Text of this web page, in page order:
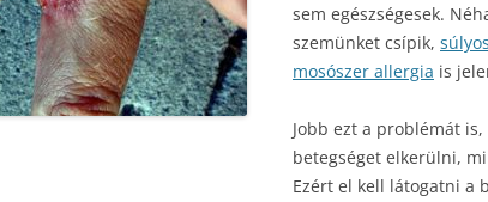
sem egészségesek.
szemünket csípik,
mosószer allergia is
Jobb ezt a problémát
betegséget elkerülni,
Ezért el kell látogatni a